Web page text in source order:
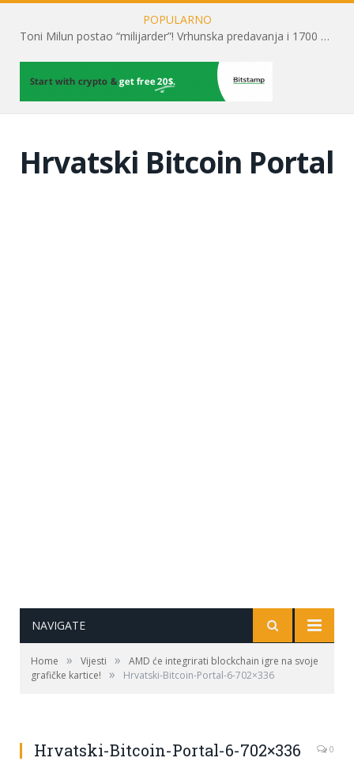
POPULARNO
Toni Milun postao “milijarder”! Vrhunska predavanja i 1700 posjetitelja obilježili su mjesec financijske pismenosti
Hrvatski Bitcoin Portal
NAVIGATE
Home » Vijesti »
AMD će integrirati blockchain igre na svoje
grafičke kartice!
» Hrvatski-Bitcoin-Portal-6-702×336
Hrvatski-Bitcoin-Portal-6-702×336 0